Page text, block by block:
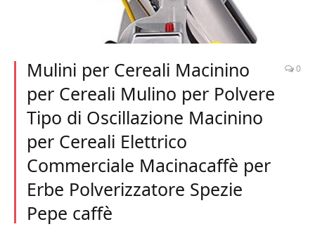
Mulini per Cereali Macinino
per Cereali Mulino per Polvere
Tipo di Oscillazione Macinino
per Cereali Elettrico
Commerciale Macinacaffè per
Erbe Polverizzatore Spezie
Pepe caffè
0